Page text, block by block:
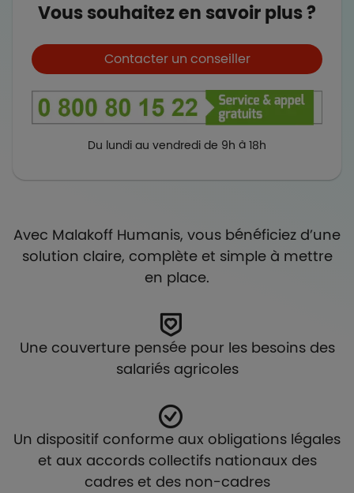
Vous souhaitez en savoir plus ?
Boutons et liensContacter un conseiller
Du lundi au vendredi de 9h à 18h
Avec Malakoff Humanis, vous bénéficiez d’une
solution claire, complète et simple à mettre
en place.
Une couverture pensée pour les besoins des
salariés agricoles
Un dispositif conforme aux obligations légales
et aux accords collectifs nationaux des
cadres et des non-cadres